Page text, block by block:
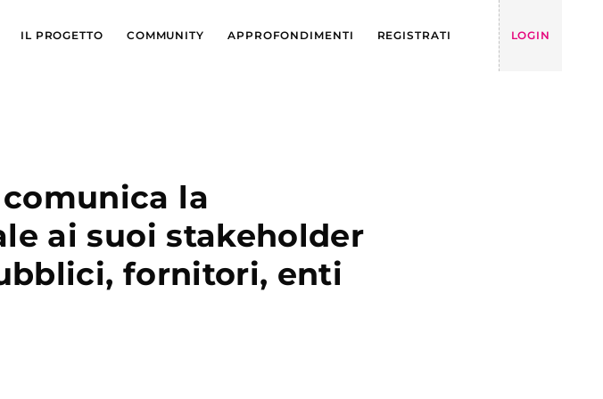
IL PROGETTO COMMUNITY APPROFONDIMENTI REGISTRATI LOGIN
la
ai suoi stakeholder
fornitori, enti